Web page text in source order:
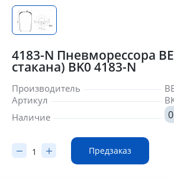
4183-N Пневморессора
стакана) BK0 4183-N
Производитель
Артикул
Наличие
Предзаказ